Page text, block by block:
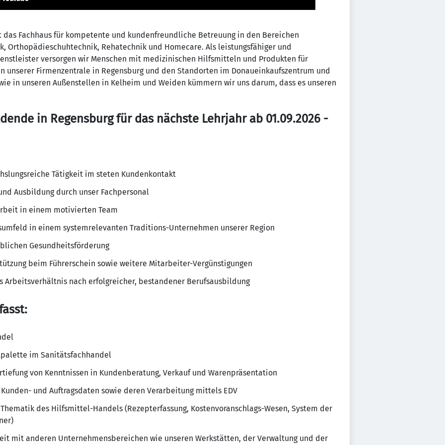
das Fachhaus für kompetente und kundenfreundliche Betreuung in den Bereichen
Orthopädieschuhtechnik, Rehatechnik und Homecare. Als leistungsfähiger und
versorgen wir Menschen mit medizinischen Hilfsmitteln und Produkten für
unserer Firmenzentrale in Regensburg und den Standorten im Donaueinkaufszentrum und
in unseren Außenstellen in Kelheim und Weiden kümmern wir uns darum, dass es unseren
in Regensburg für das nächste Lehrjahr ab 01.09.2026 -
Tätigkeit​ im steten Kundenkontakt
Ausbildung durch unser Fachpersonal
in einem motivierten Team
in einem systemrelevanten Traditions-Unternehmen unserer Region
Gesundheitsförderung
beim Führerschein sowie weitere Mitarbeiter-Vergünstigungen
Arbeitsverhältnis​ nach erfolgreicher, bestandener Berufsausbildung
im Sanitätsfachhandel
von Kenntnissen in Kundenberatung, Verkauf und Warenpräsentation
und Auftragsdaten sowie deren Verarbeitung mittels EDV
des Hilfsmittel-Handels (Rezepterfassung, Kostenvoranschlags-Wesen, System der
mit anderen Unternehmensbereichen wie unseren Werkstätten, der Verwaltung und der